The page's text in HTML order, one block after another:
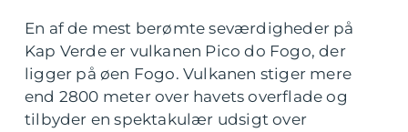
En af de mest berømte seværdigheder på
Kap Verde er vulkanen Pico do Fogo, der
ligger på øen Fogo. Vulkanen stiger mere
end 2800 meter over havets overflade og
tilbyder en spektakulær udsigt over